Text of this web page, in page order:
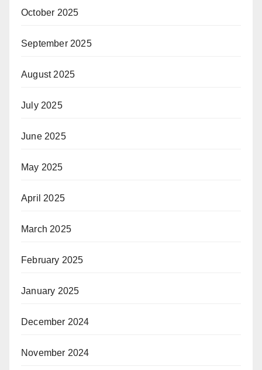
October 2025
September 2025
August 2025
July 2025
June 2025
May 2025
April 2025
March 2025
February 2025
January 2025
December 2024
November 2024